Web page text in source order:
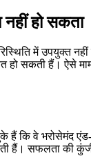
हो सकता
में उपयुक्त
हो सकती हैं। ऐसे
चुके हैं कि वे भरोसेमंद
हैं। सफलता की